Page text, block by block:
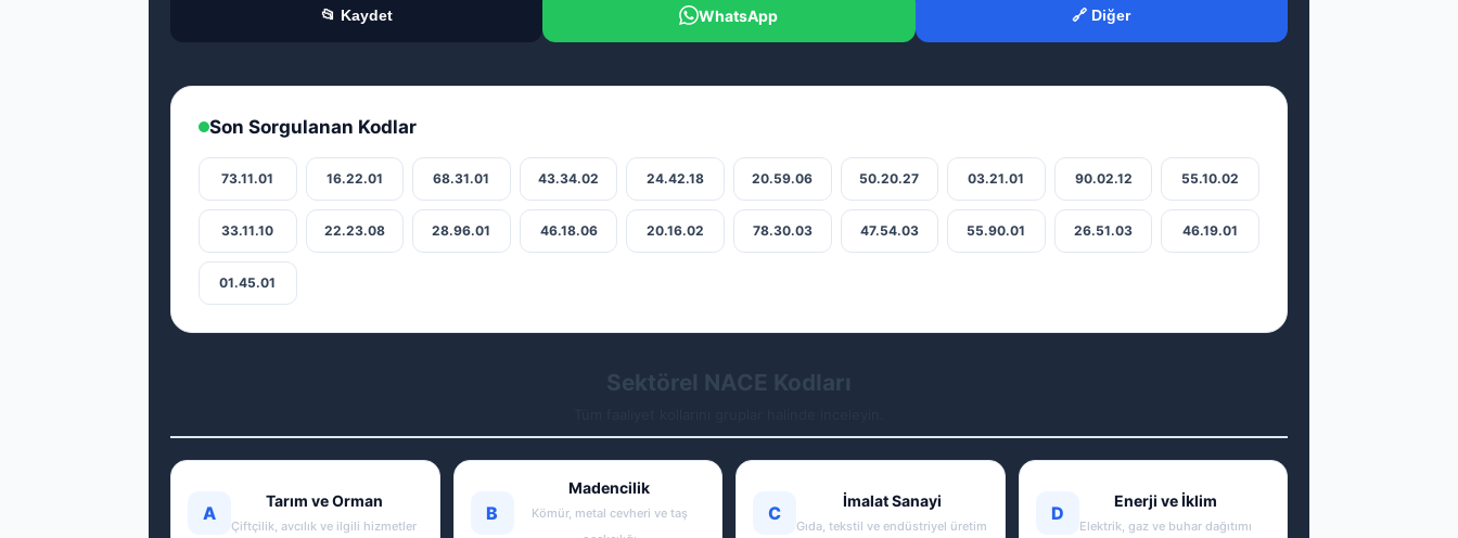
📂 Kaydet WhatsApp 🔗 Diğer
Son Sorgulanan Kodlar
73.11.01 16.22.01 68.31.01 43.34.02 24.42.18 20.59.06 50.20.27 03.21.01 90.02.12 55.10.02
33.11.10 22.23.08 28.96.01 46.18.06 20.16.02 78.30.03 47.54.03 55.90.01 26.51.03 46.19.01
01.45.01
Sektörel NACE Kodları
A
Tarım ve Orman
Çiftçilik, avcılık ve ilgili hizmetler
B
Madencilik
Kömür, metal cevheri ve taş
C
İmalat Sanayi
Gıda, tekstil ve endüstriyel üretim
D
Enerji ve İklim
Elektrik, gaz ve buhar dağıtımı